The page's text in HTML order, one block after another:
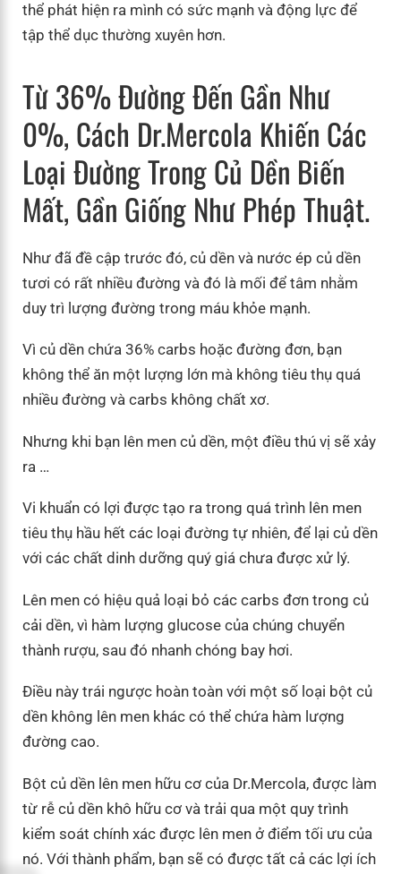
thể phát hiện ra mình có sức mạnh và động lực để
tập thể dục thường xuyên hơn.
Từ 36% Đường Đến Gần Như
0%, Cách Dr.Mercola Khiến Các
Loại Đường Trong Củ Dền Biến
Mất, Gần Giống Như Phép Thuật.
Như đã đề cập trước đó, củ dền và nước ép củ dền
tươi có rất nhiều đường và đó là mối để tâm nhằm
duy trì lượng đường trong máu khỏe mạnh.
Vì củ dền chứa 36% carbs hoặc đường đơn, bạn
không thể ăn một lượng lớn mà không tiêu thụ quá
nhiều đường và carbs không chất xơ.
Nhưng khi bạn lên men củ dền, một điều thú vị sẽ xảy
ra …
Vi khuẩn có lợi được tạo ra trong quá trình lên men
tiêu thụ hầu hết các loại đường tự nhiên, để lại củ dền
với các chất dinh dưỡng quý giá chưa được xử lý.
Lên men có hiệu quả loại bỏ các carbs đơn trong củ
cải dền, vì hàm lượng glucose của chúng chuyển
thành rượu, sau đó nhanh chóng bay hơi.
Điều này trái ngược hoàn toàn với một số loại bột củ
dền không lên men khác có thể chứa hàm lượng
đường cao.
Bột củ dền lên men hữu cơ của Dr.Mercola, được làm
từ rễ củ dền khô hữu cơ và trải qua một quy trình
kiểm soát chính xác được lên men ở điểm tối ưu của
nó. Với thành phẩm, bạn sẽ có được tất cả các lợi ích